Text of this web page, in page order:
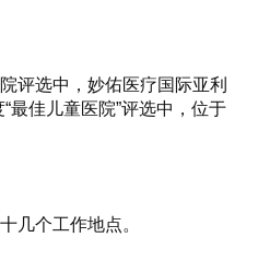
评选中，妙佑医疗国际亚利
佳儿童医院”评选中，位于
几个工作地点。